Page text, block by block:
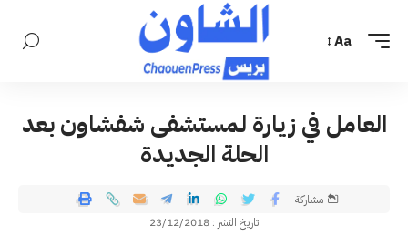
Aa
العامل في زيارة لمستشفى شفشاون بعد
الحلة الجديدة
تاريخ النشر : 23/12/2018
مشاركة